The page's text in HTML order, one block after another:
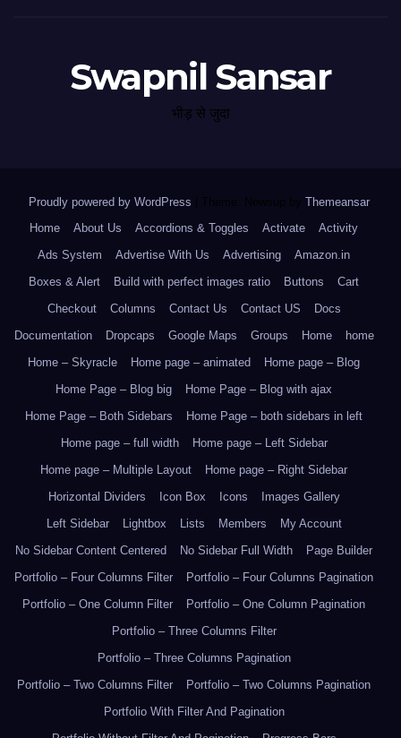
Swapnil Sansar
भीड़ से जुदा
Proudly powered by WordPress Theme: Newsup by Themeansar.
Home
About Us Accordions & Toggles Activate
Activity
Ads System
Advertise With Us Advertising
Amazon.in
Boxes & Alert
Build with perfect images ratio Buttons
Cart
Checkout
Columns Contact Us Contact US
Docs
Documentation
Dropcaps Google Maps Groups Home
home
Home – Skyracle
Home page – animated
Home page – Blog
Home Page – Blog big
Home Page – Blog with ajax
Home Page – Both Sidebars
Home Page – both sidebars in left
Home page – full width
Home page – Left Sidebar
Home page – Multiple Layout
Home page – Right Sidebar
Horizontal Dividers
Icon Box Icons
Images Gallery
Left Sidebar
Lightbox Lists Members
My Account
No Sidebar Content Centered
No Sidebar Full Width
Page Builder
Portfolio – Four Columns Filter
Portfolio – Four Columns Pagination
Portfolio – One Column Filter
Portfolio – One Column Pagination
Portfolio – Three Columns Filter
Portfolio – Three Columns Pagination
Portfolio – Two Columns Filter
Portfolio – Two Columns Pagination
Portfolio With Filter And Pagination